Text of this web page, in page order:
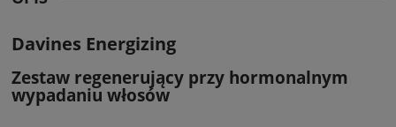
Davines Energizing
Zestaw regenerujący przy hormonalnym
wypadaniu włosów